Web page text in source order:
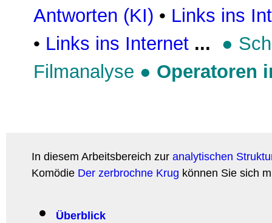
Antworten (KI) • Links ins
• Links ins Internet ... ●
Filmanalyse ● Operatoren
In diesem Arbeitsbereich zur analytischen
Komödie Der zerbrochne Krug können Sie sich
Überblick